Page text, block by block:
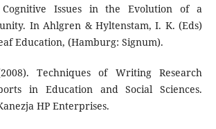
Issues in the Evolution of a
In Ahlgren & Hyltenstam, I. K. (Eds)
Education, (Hamburg: Signum).
Techniques of Writing Research
in Education and Social Sciences.
HP Enterprises.